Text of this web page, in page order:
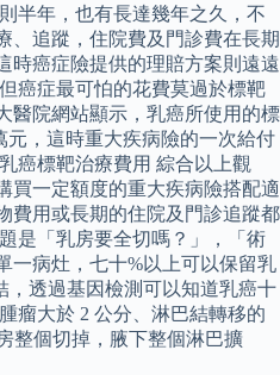
半年，也有長達幾年之久，不
、追蹤，住院費及門診費在長期
時癌症險提供的理賠方案則遠遠
癌症最可怕的花費莫過於標靶
醫院網站顯示，乳癌所使用的標
元，這時重大疾病險的一次給付
癌標靶治療費用 綜合以上觀
買一定額度的重大疾病險搭配適
費用或長期的住院及門診追蹤都
是「乳房要全切嗎？」，「術
一病灶，七十%以上可以保留乳
，透過基因檢測可以知道乳癌十
瘤大於 2 公分、淋巴結轉移的
整個切掉，腋下整個淋巴擴